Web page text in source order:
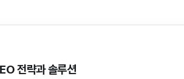
전략과 솔루션